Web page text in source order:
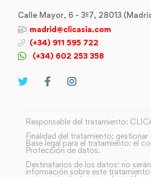
Calle Mayor, 6 - 3º7, 28013
madrid@clicasia.com
(+34) 911 595 722
(+34) 602 253 358
Responsable del tratamiento:
Finalidad del tratamiento:
Base legal para el tratamiento: el
Protección de datos.
Destinatarios de los datos: no
información sobre este